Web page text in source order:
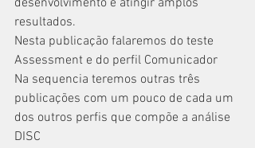
desenvolvimento e atingir amplos
resultados.
Nesta publicação falaremos do teste
Assessment e do perfil Comunicador
Na sequencia teremos outras três
publicações com um pouco de cada um
dos outros perfis que compõe a análise
DISC